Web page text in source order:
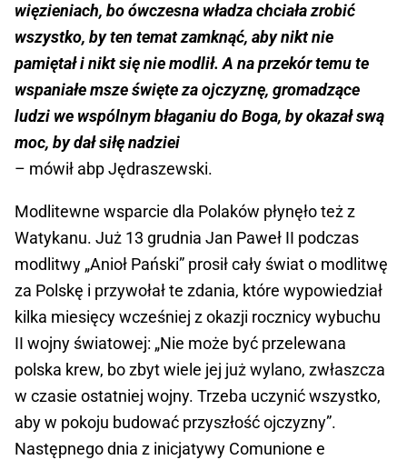
więzieniach, bo ówczesna władza chciała zrobić
wszystko, by ten temat zamknąć, aby nikt nie
pamiętał i nikt się nie modlił. A na przekór temu te
wspaniałe msze święte za ojczyznę, gromadzące
ludzi we wspólnym błaganiu do Boga, by okazał swą
moc, by dał siłę nadziei
– mówił abp Jędraszewski.
Modlitewne wsparcie dla Polaków płynęło też z
Watykanu. Już 13 grudnia Jan Paweł II podczas
modlitwy „Anioł Pański” prosił cały świat o modlitwę
za Polskę i przywołał te zdania, które wypowiedział
kilka miesięcy wcześniej z okazji rocznicy wybuchu
II wojny światowej: „Nie może być przelewana
polska krew, bo zbyt wiele jej już wylano, zwłaszcza
w czasie ostatniej wojny. Trzeba uczynić wszystko,
aby w pokoju budować przyszłość ojczyzny”.
Następnego dnia z inicjatywy Comunione e